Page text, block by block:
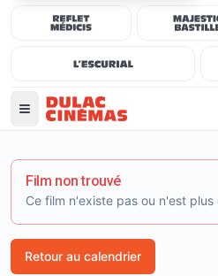
Film non trouvé
Ce film n'existe pas ou n'est plus
Retour au calendrier